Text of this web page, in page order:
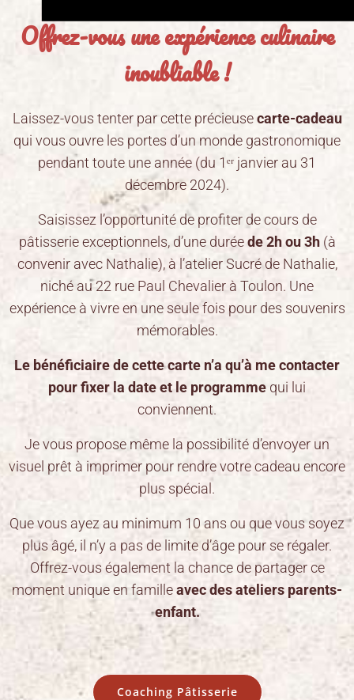
Offrez-vous une expérience culinaire
inoubliable !
Laissez-vous tenter par cette précieusecarte-cadeau
qui vous ouvre les portes d’un monde gastronomique
pendant toute une année (du 1ᵉʳ janvier au 31
décembre 2024).
Saisissez l’opportunité de profiter de cours de
pâtisserie exceptionnels, d’une duréede 2h ou 3h(à
convenir avec Nathalie), à l’atelier Sucré de Nathalie,
niché au 22 rue Paul Chevalier à Toulon. Une
expérience à vivre en une seule fois pour des souvenirs
mémorables.
Le bénéficiaire de cette carte n’a qu’à me contacter
pour fixer la date et le programme qui lui
conviennent.
Je vous propose même la possibilité d’envoyer un
visuel prêt à imprimer pour rendre votre cadeau encore
plus spécial.
Que vous ayez au minimum 10 ans ou que vous soyez
plus âgé, il n’y a pas de limite d’âge pour se régaler.
Offrez-vous également la chance de partager ce
moment unique en familleavec des ateliers parents-
enfant.
Coaching Pâtisserie